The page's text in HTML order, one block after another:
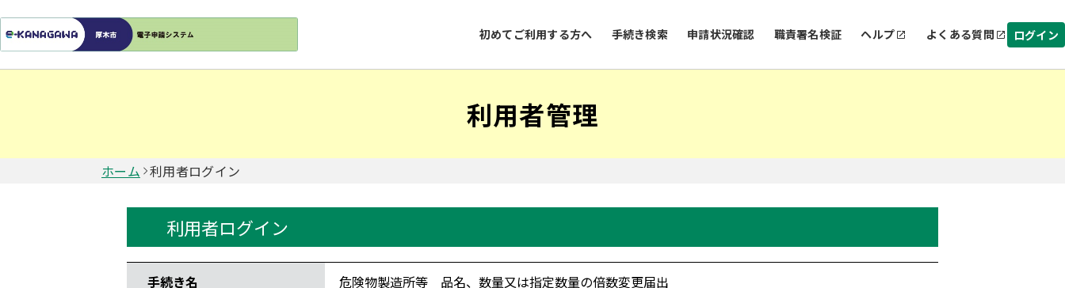
初めてご利用する方へ 手続き検索 申請状況確認 職責署名検証 ヘルプ よくある質問 ログイン
利用者管理
ホーム 利用者ログイン
利用者ログイン
手続き名 危険物製造所等 品名、数量又は指定数量の倍数変更届出